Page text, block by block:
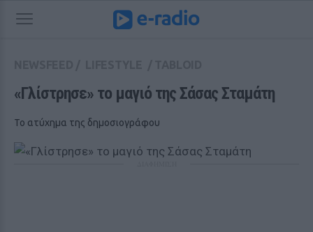
«Γλίστρησε» το μαγιό της Σάσας Σταμάτη
Το ατύχημα της δημοσιογράφου